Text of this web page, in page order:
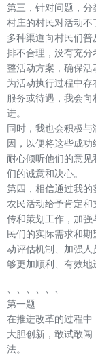
第三，针对问题，
村庄的村民对活动
多种渠道向村民们
排不合理，没有充
整活动方案，确保
为活动执行过程中
服务或待遇，我会
进。
同时，我也会积极
因，以便将这些成
耐心倾听他们的意
们的诚意和决心。
第四，相信通过我
农民活动给予肯定
传和策划工作，加
民们的实际需求和
动评估机制、加强
够更加顺利、有效地
、、、、、、
第一题
在推进改革的过程中
大胆创新，敢试敢
法。